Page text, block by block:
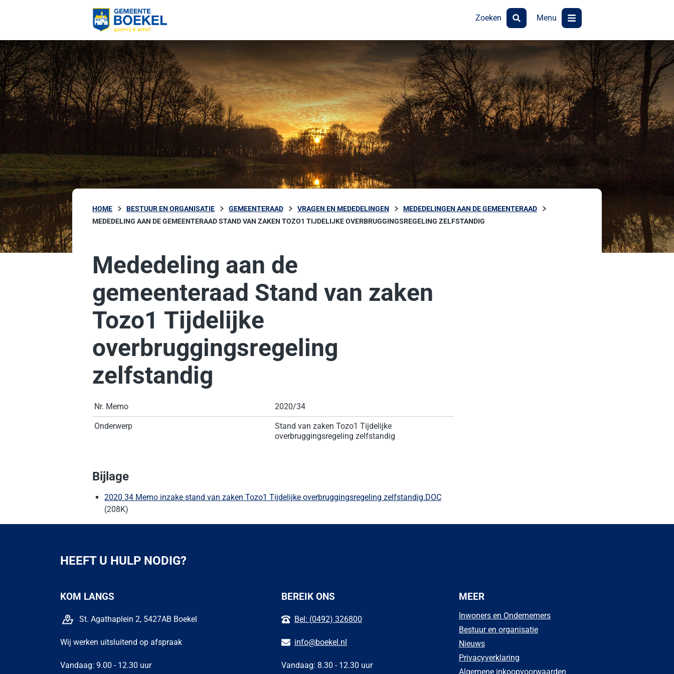
Zoeken Menu
HOME BESTUUR EN ORGANISATIE GEMEENTERAAD VRAGEN EN MEDEDELINGEN
MEDEDELINGEN AAN DE GEMEENTERAAD
MEDEDELING AAN DE GEMEENTERAAD STAND VAN ZAKEN TOZO1 TIJDELIJKE OVERBRUGGINGSREGELING ZELFSTANDIG
Mededeling aan de
gemeenteraad Stand van zaken
Tozo1 Tijdelijke
overbruggingsregeling
zelfstandig
Nr. Memo 2020/34
Onderwerp
Stand van zaken Tozo1 Tijdelijke
overbruggingsregeling zelfstandig
Bijlage
2020 34 Memo inzake stand van zaken Tozo1 Tijdelijke overbruggingsregeling zelfstandig.DOC
(208K)
HEEFT U HULP NODIG?
KOM LANGS
St. Agathaplein 2, 5427AB Boekel
Wij werken uitsluitend op afspraak
Vandaag: 9.00 - 12.30 uur
BEREIK ONS
Bel: (0492) 326800
info@boekel.nl
Vandaag: 8.30 - 12.30 uur
MEER
Inwoners en Ondernemers
Bestuur en organisatie
Nieuws
Privacyverklaring
Algemene inkoopvoorwaarden